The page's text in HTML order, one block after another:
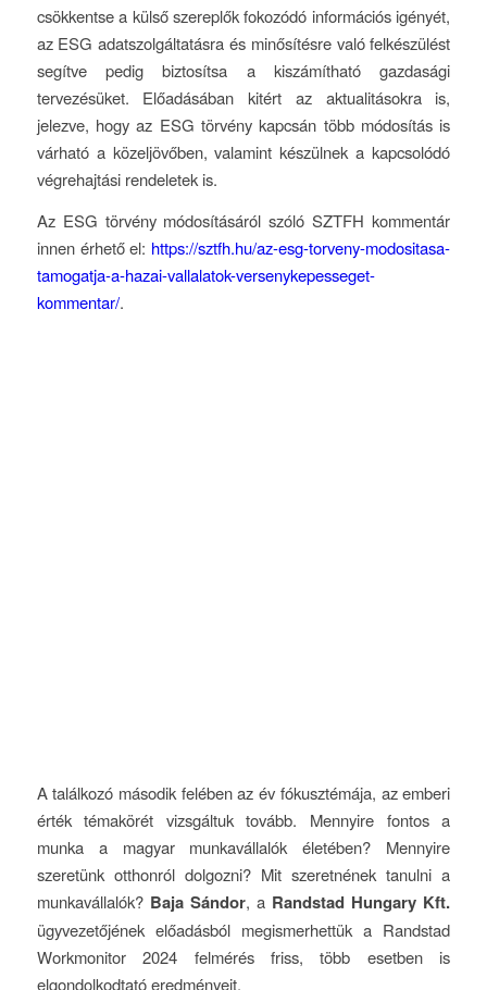
csökkentse a külső szereplők fokozódó információs igényét,
az ESG adatszolgáltatásra és minősítésre való felkészülést
segítve pedig biztosítsa a kiszámítható gazdasági
tervezésüket. Előadásában kitért az aktualitásokra is,
jelezve, hogy az ESG törvény kapcsán több módosítás is
várható a közeljövőben, valamint készülnek a kapcsolódó
végrehajtási rendeletek is.
Az ESG törvény módosításáról szóló SZTFH kommentár
innen érhető el: https://sztfh.hu/az-esg-torveny-modositasa-
tamogatja-a-hazai-vallalatok-versenykepesseget-
kommentar/.
A találkozó második felében az év fókusztémája, az emberi
érték témakörét vizsgáltuk tovább. Mennyire fontos a
munka a magyar munkavállalók életében? Mennyire
szeretünk otthonról dolgozni? Mit szeretnének tanulni a
munkavállalók? Baja Sándor, a Randstad Hungary Kft.
ügyvezetőjének előadásból megismerhettük a Randstad
Workmonitor 2024 felmérés friss, több esetben is
elgondolkodtató eredményeit.